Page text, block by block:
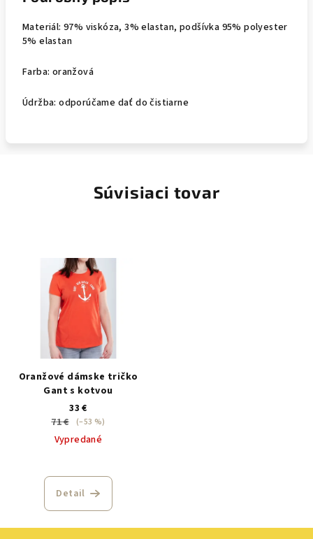
Materiál: 97% viskóza, 3% elastan, podšívka 95% polyester
5% elastan
Farba: oranžová
Údržba: odporúčame dať do čistiarne
Súvisiaci tovar
Oranžové dámske tričko
Gant s kotvou
33 €
71 €
(–53 %)
Vypredané
Detail